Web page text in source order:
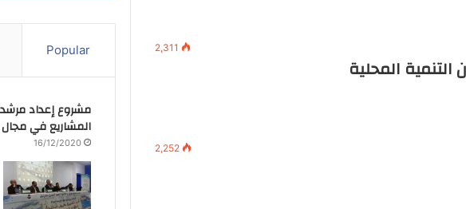
2,311
المحلية
2,252
Popular
مشروع إعداد
المشاريع في مجال
16/12/2020